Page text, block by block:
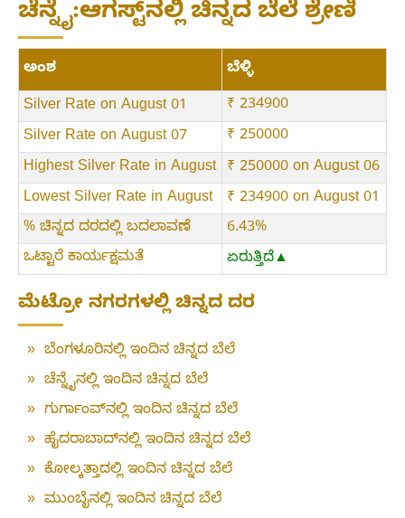
ಚೆನ್ನೈ:ಆಗಸ್ಟ್‌ನಲ್ಲಿ ಚಿನ್ನದ ಬೆಲೆ ಶ್ರೇಣಿ
ಅಂಶ
ಬೆಳ್ಳಿ
Silver Rate on August 01
₹ 234900
Silver Rate on August 07
₹ 250000
Highest Silver Rate in August ₹ 250000 on August 06
Lowest Silver Rate in August
₹ 234900 on August 01
% ಚಿನ್ನದ ದರದಲ್ಲಿ ಬದಲಾವಣೆ
6.43%
ಒಟ್ಟಾರೆ ಕಾರ್ಯಕ್ಷಮತೆ
ಏರುತ್ತಿದೆ▲
ಮೆಟ್ರೋ ನಗರಗಳಲ್ಲಿ ಚಿನ್ನದ ದರ
» ಬೆಂಗಳೂರಿನಲ್ಲಿ ಇಂದಿನ ಚಿನ್ನದ ಬೆಲೆ
» ಚೆನ್ನೈನಲ್ಲಿ ಇಂದಿನ ಚಿನ್ನದ ಬೆಲೆ
» ಗುರ್ಗಾಂವ್‌ನಲ್ಲಿ ಇಂದಿನ ಚಿನ್ನದ ಬೆಲೆ
» ಹೈದರಾಬಾದ್‌ನಲ್ಲಿ ಇಂದಿನ ಚಿನ್ನದ ಬೆಲೆ
» ಕೋಲ್ಕತ್ತಾದಲ್ಲಿ ಇಂದಿನ ಚಿನ್ನದ ಬೆಲೆ
» ಮುಂಬೈನಲ್ಲಿ ಇಂದಿನ ಚಿನ್ನದ ಬೆಲೆ